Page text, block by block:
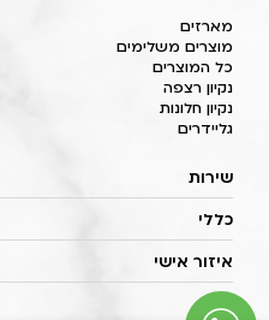
מארזים
מוצרים משלימים
כל המוצרים
נקיון רצפה
נקיון חלונות
גליידרים
שירות
כללי
איזור אישי